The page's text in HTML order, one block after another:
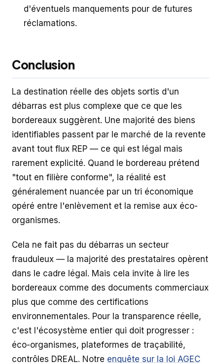
d'éventuels manquements pour de futures
réclamations.
Conclusion
La destination réelle des objets sortis d'un
débarras est plus complexe que ce que les
bordereaux suggèrent. Une majorité des biens
identifiables passent par le marché de la revente
avant tout flux REP — ce qui est légal mais
rarement explicité. Quand le bordereau prétend
"tout en filière conforme", la réalité est
généralement nuancée par un tri économique
opéré entre l'enlèvement et la remise aux éco-
organismes.
Cela ne fait pas du débarras un secteur
frauduleux — la majorité des prestataires opèrent
dans le cadre légal. Mais cela invite à lire les
bordereaux comme des documents commerciaux
plus que comme des certifications
environnementales. Pour la transparence réelle,
c'est l'écosystème entier qui doit progresser :
éco-organismes, plateformes de traçabilité,
contrôles DREAL. Notre enquête sur la loi AGEC